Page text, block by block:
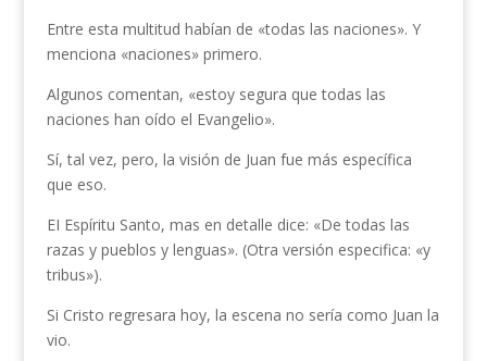
Entre esta multitud habían de «todas las naciones». Y
menciona «naciones» primero.
Algunos comentan, «estoy segura que todas las
naciones han oído el Evangelio».
Sí, tal vez, pero, la visión de Juan fue más específica
que eso.
EI Espíritu Santo, mas en detalle dice: «De todas las
razas y pueblos y lenguas». (Otra versión especifica: «y
tribus»).
Si Cristo regresara hoy, la escena no sería como Juan la
vio.